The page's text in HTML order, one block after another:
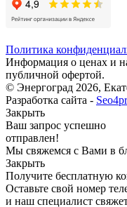
Политика
Информация о ценах и
публичной офертой.
© Энергоград 2026,
Разработка сайта -
Закрыть
Ваш запрос успешно
отправлен!
Мы свяжемся с Вами в
Закрыть
Получите бесплатную
Оставьте свой номер
и наш специалист